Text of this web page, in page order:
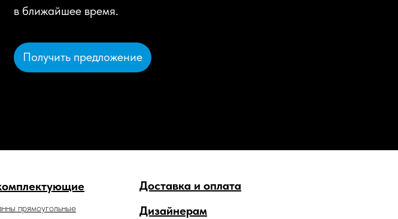
в ближайшее время.
Получить предложение
прямоугольные Дизайнерам
Доставка и оплата